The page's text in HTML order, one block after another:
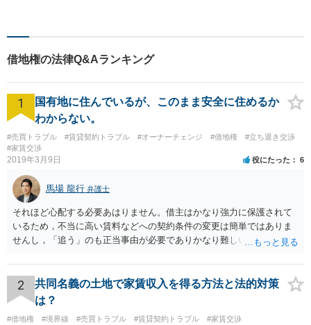
借地権の法律Q&Aランキング
1
国有地に住んでいるが、このまま安全に住めるか
わからない。
#売買トラブル #賃貸契約トラブル #オーナーチェンジ #借地権
#立ち退き交渉
#家賃交渉
2019年3月9日 役にたった 6
馬場 龍行 弁護士
それほど心配する必要あはりません。借主はかなり強力に保護されて
いるため，不当に高い賃料などへの契約条件の変更は簡単ではありま
せんし，「追う」のも正当事由が必要でありかなり難しいのです。 周
い条件で立退料等を支払ってもらえるかもしれません。 なので無理し
て所有権を取得する必要はないと思いますが，まずは価格ですよね。
ローンが組めないということはないと思いますが，金融機関に相談さ
れてみてはいかがでしょうか。 買うとしたら，という条件をしっかり
把握して，その上で，買うか，借り続けるか，というのはどちらにも
2
共同名義の土地で家賃収入を得る方法と法的対策
は？
#借地権 #境界線 #売買トラブル #賃貸契約トラブル #家賃交渉